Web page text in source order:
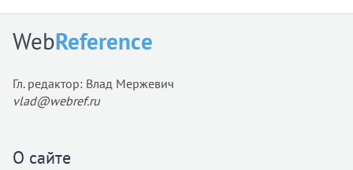
WebReference
Гл. редактор: Влад Мержевич
vlad@webref.ru
О сайте